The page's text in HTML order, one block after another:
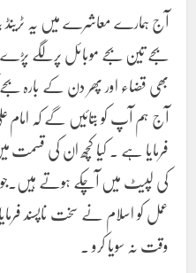
آج ہمارے معاشرے میں یہ
بجے تین بجے موبائل پرلگے
بھی قضاء اور پھر دن کے بارہ
آج ہم آپ کو بتائیں گے کہ
فرمایا ہے ۔ کیا کچھ ان کی قسمت
کی لپیٹ میں آچکے ہوتے ہیں۔جو
عمل کو اسلام نے سخت ناپسند
وقت نہ سویا کرو ۔